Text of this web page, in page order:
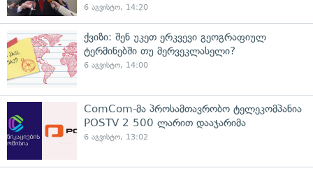
6 აგვისტო, 14:20
ქვიზი: შენ უკეთ ერკვევი გეოგრაფიულ
ტერმინებში თუ მერვეკლასელი?
6 აგვისტო, 14:00
ComCom-მა პროსამთავრობო ტელეკომპანია
POSTV 2 500 ლარით დააჯარიმა
6 აგვისტო, 13:02